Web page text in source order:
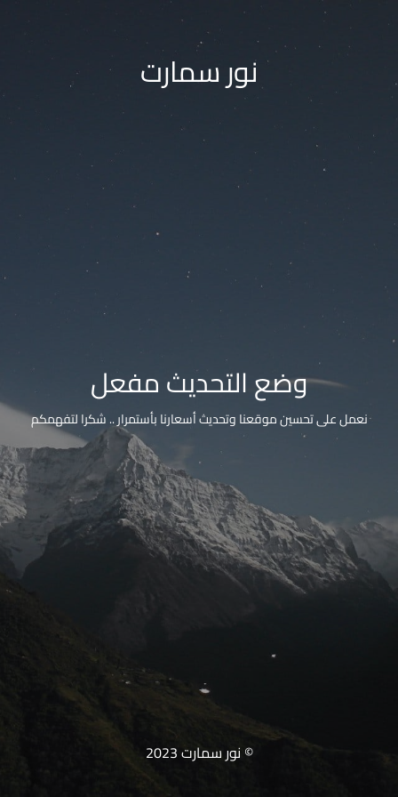
نور سمارت
وضع التحديث مفعل
نعمل على تحسين موقعنا وتحديث أسعارنا بأستمرار .. شكرا لتفهمكم
© نور سمارت 2023